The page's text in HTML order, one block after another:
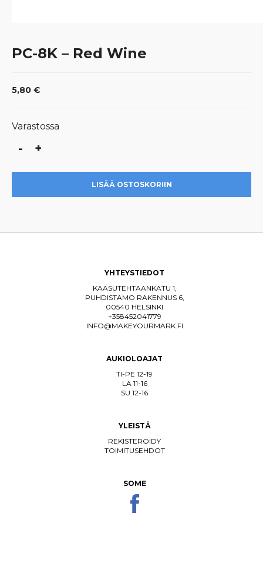
PC-8K – Red Wine
5,80 €
Varastossa
-
PC-
-
Wine
+
LISÄÄ OSTOSKORIIN
YHTEYSTIEDOT
KAASUTEHTAANKATU 1,
PUHDISTAMO RAKENNUS 6,
00540 HELSINKI
+358452041779
INFO@MAKEYOURMARK.FI
AUKIOLOAJAT
TI-PE 12-19
LA 11-16
SU 12-16
YLEISTÄ
REKISTERÖIDY
TOIMITUSEHDOT
SOME